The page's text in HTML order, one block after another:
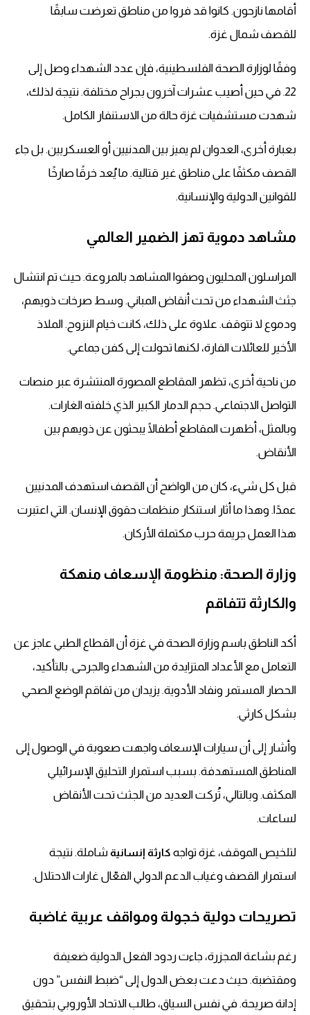
أقامها نازحون. كانوا قد فروا من مناطق تعرضت سابقًا
للقصف شمال غزة.
وفقًا لوزارة الصحة الفلسطينية، فإن عدد الشهداء وصل إلى
22. في حين أصيب عشرات آخرون بجراح مختلفة. نتيجة لذلك،
شهدت مستشفيات غزة حالة من الاستنفار الكامل.
بعبارة أخرى، العدوان لم يميز بين المدنيين أو العسكريين. بل جاء
القصف مكثفًا على مناطق غير قتالية. ما يُعد خرقًا صارخًا
للقوانين الدولية والإنسانية.
مشاهد دموية تهز الضمير العالمي
المراسلون المحليون وصفوا المشاهد بالمروعة. حيث تم انتشال
جثث الشهداء من تحت أنقاض المباني. وسط صرخات ذويهم،
ودموع لا تتوقف. علاوة على ذلك، كانت خيام النزوح. الملاذ
الأخير للعائلات الفارة، لكنها تحولت إلى كفن جماعي.
من ناحية أخرى، تظهر المقاطع المصورة المنتشرة عبر منصات
التواصل الاجتماعي. حجم الدمار الكبير الذي خلفته الغارات.
وبالمثل، أظهرت المقاطع أطفالًا يبحثون عن ذويهم بين
الأنقاض.
قبل كل شيء، كان من الواضح أن القصف استهدف المدنيين
عمدًا. وهذا ما أثار استنكار منظمات حقوق الإنسان. التي اعتبرت
هذا العمل جريمة حرب مكتملة الأركان.
وزارة الصحة: منظومة الإسعاف منهكة
والكارثة تتفاقم
أكد الناطق باسم وزارة الصحة في غزة أن القطاع الطبي عاجز عن
التعامل مع الأعداد المتزايدة من الشهداء والجرحى. بالتأكيد،
الحصار المستمر ونفاد الأدوية. يزيدان من تفاقم الوضع الصحي
بشكل كارثي.
وأشار إلى أن سيارات الإسعاف واجهت صعوبة في الوصول إلى
المناطق المستهدفة. بسبب استمرار التحليق الإسرائيلي
المكثف. وبالتالي، تُركت العديد من الجثث تحت الأنقاض
لساعات.
لتلخيص الموقف، غزة تواجه كارثة إنسانية شاملة. نتيجة
استمرار القصف وغياب الدعم الدولي الفعّال غارات الاحتلال.
تصريحات دولية خجولة ومواقف عربية غاضبة
رغم بشاعة المجزرة، جاءت ردود الفعل الدولية ضعيفة
ومقتضبة. حيث دعت بعض الدول إلى “ضبط النفس” دون
إدانة صريحة. في نفس السياق، طالب الاتحاد الأوروبي بتحقيق